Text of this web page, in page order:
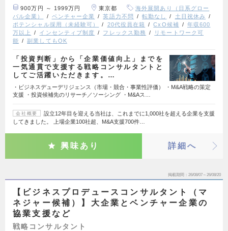
900万円 ～ 1999万円 東京都
海外展開あり（日系グロー
バル企業）
ベンチャー企業 英語力不問 転勤なし
土日祝休み
ポテンシャル採用（未経験可）
20代役員在籍 CxO候補
年収600
万以上
インセンティブ制度 フレックス勤務
リモートワーク可
能
副業してもOK
「投資判断」から「企業価値向上」までを
一気通貫で支援する戦略コンサルタントと
してご活躍いただきます。…
・ビジネスデューデリジェンス（市場・競合・事業性評価） ・M&A戦略の策定
支援 ・投資候補先のリサーチ／ソーシング ・M&Aス…
会社概要
設立12年目を迎える当社は、これまでに1,000社を超える企業を支援
してきました。 上場企業100社超、M&A支援700件…
興味あり 詳細へ
掲載期間 26/08/07～26/08/20
【ビジネスプロデュースコンサルタント（マ
ネジャー候補）】大企業とベンチャー企業の
協業支援など
戦略コンサルタント